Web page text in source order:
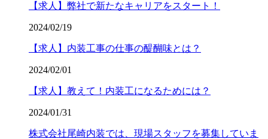
【求人】弊社で新たなキャリアをスタート！
2024/02/19
【求人】内装工事の仕事の醍醐味とは？
2024/02/01
【求人】教えて！内装工になるためには？
2024/01/31
株式会社尾崎内装では、現場スタッフを募集していま